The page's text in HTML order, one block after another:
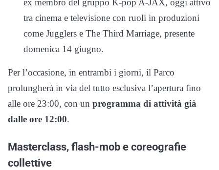
ex membro del gruppo K-pop A-JAX, oggi attivo
tra cinema e televisione con ruoli in produzioni
come Jugglers e The Third Marriage, presente
domenica 14 giugno.
Per l’occasione, in entrambi i giorni, il Parco
prolungherà in via del tutto esclusiva l’apertura fino
alle ore 23:00, con un programma di attività già
dalle ore 12:00.
Masterclass, flash-mob e coreografie
collettive